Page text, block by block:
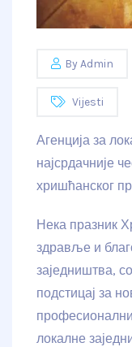
ByAdmin
Vijesti
Агенција за
најсрдачније
хришћанског
Нека празник
здравље и
заједништва,
подстицај за
локалне